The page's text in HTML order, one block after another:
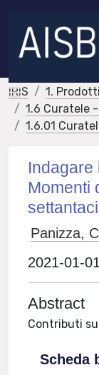
IRIS
1.
1.6 Curatele
1.6.01
Indagare
Momenti
Panizza,
2021-01-01
Abstract
Contributi
Scheda